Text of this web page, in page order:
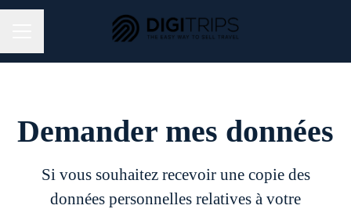
Demander mes données
Si vous souhaitez recevoir une copie des
données personnelles relatives à votre